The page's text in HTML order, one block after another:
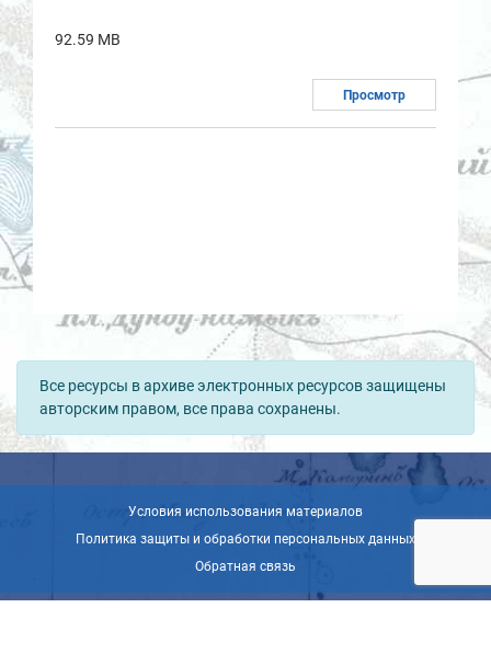
92.59 MB
Просмотр
Все ресурсы в архиве электронных ресурсов защищены
авторским правом, все права сохранены.
Условия использования материалов
Политика защиты и обработки персональных данных
Обратная связь